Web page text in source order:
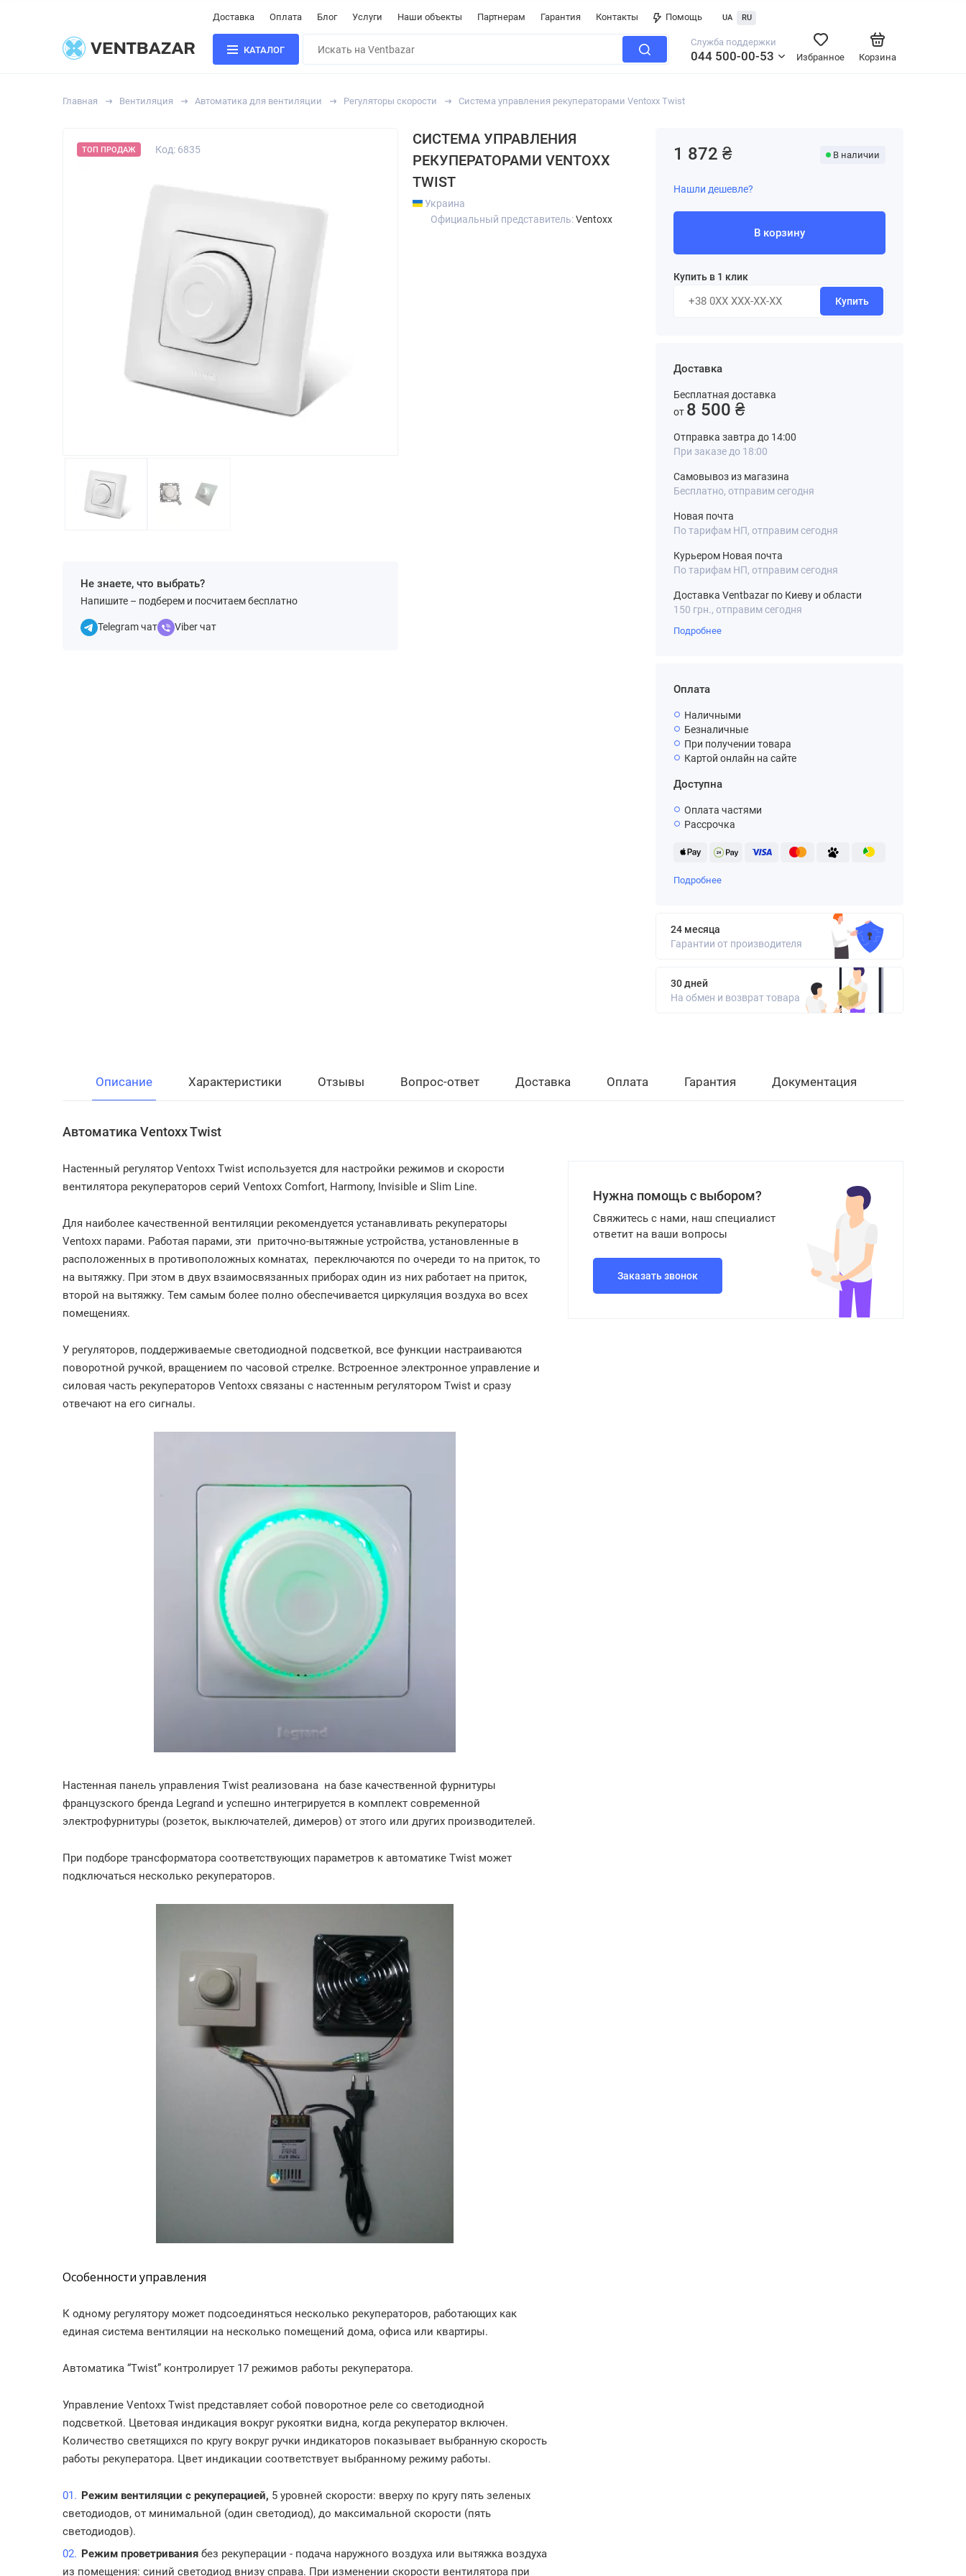
Доставка Оплата Блог Услуги Наши объекты Партнерам Гарантия Контакты Помощь UA RU
КАТАЛОГ
Служба поддержки
044 500-00-53 Корзина
Избранное
Главная Вентиляция Автоматика для вентиляции Регуляторы скорости Cистема управления рекуператорами Ventoxx Twist
ТОП ПРОДАЖ Код: 6835
Не знаете, что выбрать?
Напишите – подберем и посчитаем бесплатно
Telegram чат Viber чат
CИСТЕМА УПРАВЛЕНИЯ
РЕКУПЕРАТОРАМИ VENTOXX
TWIST
Украина
Официальный представитель:Ventoxx
1 872 ₴ В наличии
Нашли дешевле?
В корзину
Купить в 1 клик
Купить
Доставка
Бесплатная доставка
от 8 500 ₴
Отправка завтра до 14:00
При заказе до 18:00
Самовывоз из магазина
Бесплатно, отправим сегодня
Новая почта
По тарифам НП, отправим сегодня
Курьером Новая почта
По тарифам НП, отправим сегодня
Доставка Ventbazar по Киеву и области
150 грн., отправим сегодня
Подробнее
Оплата
Наличными
Безналичные
При получении товара
Картой онлайн на сайте
Доступна
Оплата частями
Рассрочка
Подробнее
24 месяца
Гарантии от производителя
30 дней
На обмен и возврат товара
Описание Характеристики Отзывы Вопрос-ответ Доставка Оплата Гарантия Документация
Автоматика Ventoxx Twist
Настенный регулятор Ventoxx Twist используется для настройки режимов и скорости
вентилятора рекуператоров серий Ventoxx Comfort, Harmony, Invisible и Slim Line.
Для наиболее качественной вентиляции рекомендуется устанавливать рекуператоры
Ventoxx парами. Работая парами, эти приточно-вытяжные устройства, установленные в
расположенных в противоположных комнатах, переключаются по очереди то на приток, то
на вытяжку. При этом в двух взаимосвязанных приборах один из них работает на приток,
второй на вытяжку. Тем самым более полно обеспечивается циркуляция воздуха во всех
помещениях.
У регуляторов, поддерживаемые светодиодной подсветкой, все функции настраиваются
поворотной ручкой, вращением по часовой стрелке. Встроенное электронное управление и
силовая часть рекуператоров Ventoxx связаны с настенным регулятором Twist и сразу
отвечают на его сигналы.
Настенная панель управления Twist реализована на базе качественной фурнитуры
французского бренда Legrand и успешно интегрируется в комплект современной
электрофурнитуры (розеток, выключателей, димеров) от этого или других производителей.
При подборе трансформатора соответствующих параметров к автоматике Twist может
подключаться несколько рекуператоров.
Особенности управления
К одному регулятору может подсоединяться несколько рекуператоров, работающих как
единая система вентиляции на несколько помещений дома, офиса или квартиры.
Автоматика “Twist” контролирует 17 режимов работы рекуператора.
Управление Ventoxx Twist представляет собой поворотное реле со светодиодной
подсветкой. Цветовая индикация вокруг рукоятки видна, когда рекуператор включен.
Количество светящихся по кругу вокруг ручки индикаторов показывает выбранную скорость
работы рекуператора. Цвет индикации соответствует выбранному режиму работы.
Режим вентиляции с рекуперацией, 5 уровней скорости: вверху по кругу пять зеленых
светодиодов, от минимальной (один светодиод), до максимальной скорости (пять
светодиодов).
Режим проветривания без рекуперации - подача наружного воздуха или вытяжка воздуха
из помещения: синий светодиод внизу справа. При изменении скорости вентилятора при
Нужна помощь с выбором?
Свяжитесь с нами, наш специалист
ответит на ваши вопросы
Заказать звонок